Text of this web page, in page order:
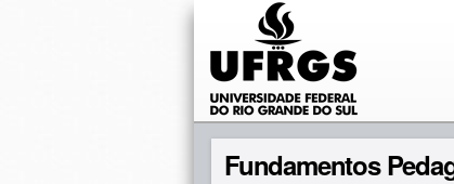
Fundamentos